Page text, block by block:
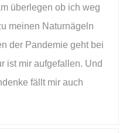
überlegen ob ich weg
meinen Naturnägeln
der Pandemie geht bei
ist mir aufgefallen. Und
fällt mir auch